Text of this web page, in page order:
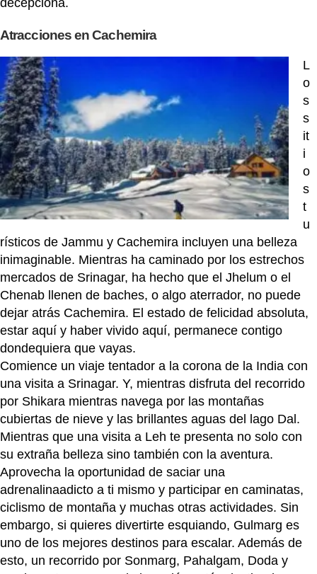
decepciona.
Atracciones en Cachemira
L
o
s
s
it
i
o
s
t
u
rísticos de Jammu y Cachemira incluyen una belleza
inimaginable. Mientras ha caminado por los estrechos
mercados de Srinagar, ha hecho que el Jhelum o el
Chenab llenen de baches, o algo aterrador, no puede
dejar atrás Cachemira. El estado de felicidad absoluta,
estar aquí y haber vivido aquí, permanece contigo
dondequiera que vayas.
Comience un viaje tentador a la corona de la India con
una visita a Srinagar. Y, mientras disfruta del recorrido
por Shikara mientras navega por las montañas
cubiertas de nieve y las brillantes aguas del lago Dal.
Mientras que una visita a Leh te presenta no solo con
su extraña belleza sino también con la aventura.
Aprovecha la oportunidad de saciar una
adrenalinaadicto a ti mismo y participar en caminatas,
ciclismo de montaña y muchas otras actividades. Sin
embargo, si quieres divertirte esquiando, Gulmarg es
uno de los mejores destinos para escalar. Además de
esto, un recorrido por Sonmarg, Pahalgam, Doda y